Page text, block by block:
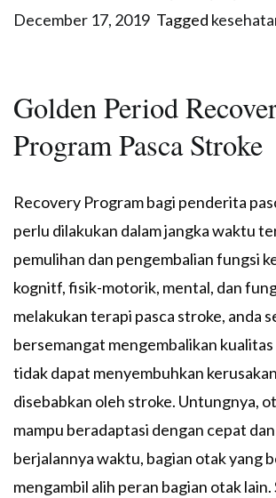
December 17, 2019 Tagged
Golden Period
Program Pasca Stroke
Recovery Program bagi penderita
perlu dilakukan dalam jangka waktu
pemulihan dan pengembalian fungsi
kognitf, fisik-motorik, mental, dan
melakukan terapi pasca stroke, anda
bersemangat mengembalikan
tidak dapat menyembuhkan
disebabkan oleh stroke. Untungnya,
mampu beradaptasi dengan cepat
berjalannya waktu, bagian otak yang
mengambil alih peran bagian otak lain.